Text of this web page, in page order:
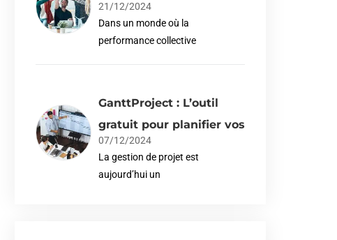
21/12/2024
Dans un monde où la
performance collective
GanttProject : L’outil
gratuit pour planifier vos
07/12/2024
La gestion de projet est
aujourd’hui un